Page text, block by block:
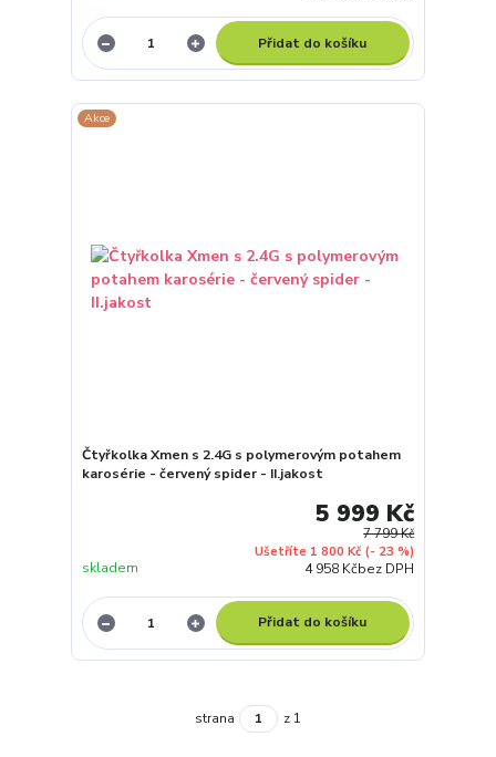
Přidat do košíku
Akce
Čtyřkolka Xmen s 2.4G s polymerovým potahem
karosérie - červený spider - II.jakost
7 799 Kč
Ušetříte 1 800 Kč (- 23 %)
5 999 Kč
4 958 Kčbez DPH
skladem
Přidat do košíku
strana z 1